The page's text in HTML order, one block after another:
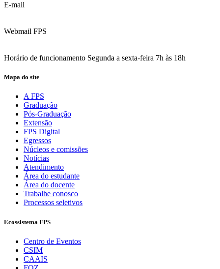
E-mail
Webmail FPS
Horário de funcionamento Segunda a sexta-feira 7h às 18h
Mapa do site
A FPS
Graduação
Pós-Graduação
Extensão
FPS Digital
Egressos
Núcleos e comissões
Notícias
Atendimento
Área do estudante
Área do docente
Trabalhe conosco
Processos seletivos
Ecossistema FPS
Centro de Eventos
CSIM
CAAIS